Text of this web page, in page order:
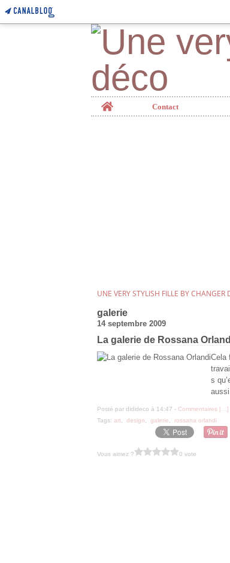
Home
Contact
UNE VERY STYLISH FILLE BY CHANGER
galerie
14 septembre 2009
La galerie de Rossana
Cela
s
Posté par didideco à 14:47 - Commentaires [ ]
Tags: art design galerie rossana orlandi
Vous aimez ? 0 vote